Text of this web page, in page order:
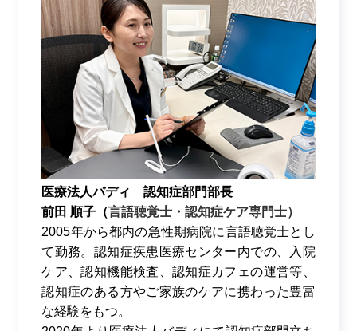
医療法人バディ 認知症部門部長
前田 順子（言語聴覚士・認知症ケア専門士）
2005年から都内の急性期病院に言語聴覚士とし
て勤務。認知症疾患医療センター内での、入院
ケア、認知機能検査、認知症カフェの運営等、
認知症のある方やご家族のケアに携わった豊富
な経験をもつ。